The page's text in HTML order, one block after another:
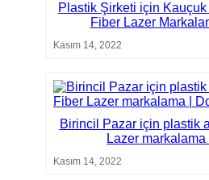
Plastik Şirketi için
Fiber Lazer
Kasım 14, 2022
Birincil Pazar için plastik
Lazer
Kasım 14, 2022